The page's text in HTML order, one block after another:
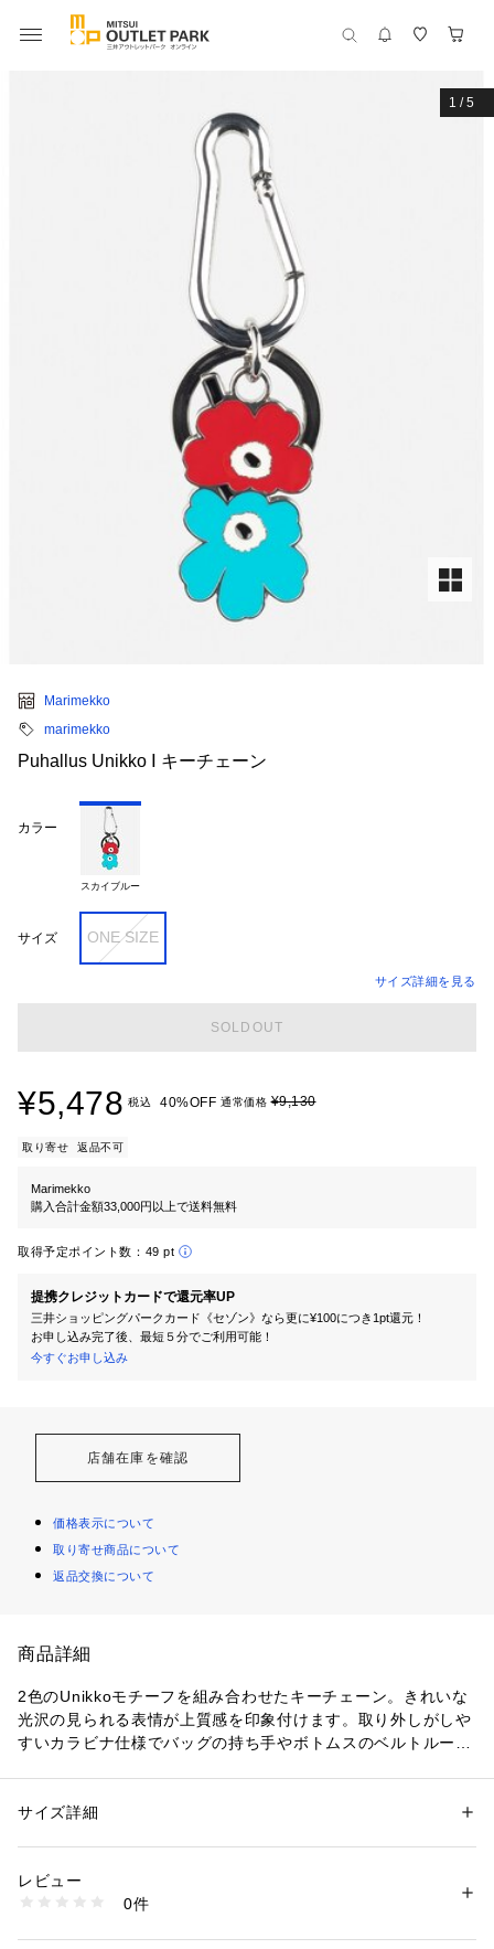
1 /5
Marimekko
marimekko
Puhallus Unikko Ⅰ キーチェーン
カラー
スカイブルー
サイズ ONE SIZE
サイズ詳細を見る
SOLDOUT
¥5,478 税込 40%OFF 通常価格¥9,130
取り寄せ 返品不可
Marimekko
購入合計金額33,000円以上で送料無料
取得予定ポイント数： 49 pt
提携クレジットカードで還元率UP
三井ショッピングパークカード《セゾン》なら更に¥100につき1pt還元！
お申し込み完了後、最短５分でご利用可能！
今すぐお申し込み
店舗在庫を確認
価格表示について
取り寄せ商品について
返品交換について
商品詳細
2色のUnikkoモチーフを組み合わせたキーチェーン。きれいな
光沢の見られる表情が上質感を印象付けます。取り外しがしや
すいカラビナ仕様でバッグの持ち手やボトムスのベルトループ
おすすめです。
ご了承下さい。
性別：レディース
リー
1100200000186
サイズ詳細
レビュー
0件